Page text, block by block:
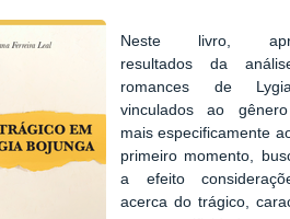
Neste livro,
resultados da
romances de
vinculados ao
mais especificamente
primeiro momento,
a efeito
acerca do trágico,